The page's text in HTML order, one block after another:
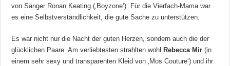
von Sänger Ronan Keating (‚Boyzone‘). Für die Vierfach-Mama war
es eine Selbstverständlichkeit, die gute Sache zu unterstützen.
Es war nicht nur die Nacht der guten Herzen, sondern auch die der
glücklichen Paare. Am verliebtesten strahlten wohlRebecca Mir (in
einem sehr sexy und transparenten Kleid von ‚Mos Couture‘) und ihr